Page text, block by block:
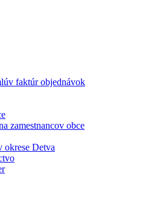
faktúr objednávok
zamestnancov obce
okrese Detva